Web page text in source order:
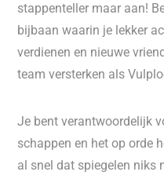
stappenteller maar aan!
bijbaan waarin je lekker
verdienen en nieuwe
team versterken als
Je bent verantwoordelijk
schappen en het op orde
al snel dat spiegelen niks